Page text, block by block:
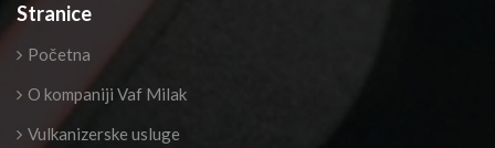
Stranice
Početna
O kompaniji Vaf Milak
Vulkanizerske usluge